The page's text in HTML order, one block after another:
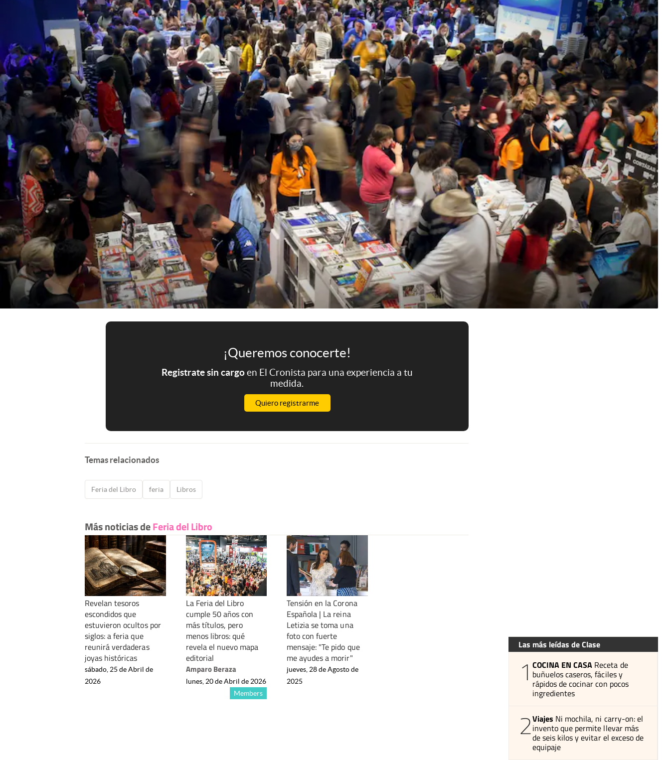
¡Queremos conocerte!
Registrate sin cargoen El Cronista para una experiencia a tu
medida.
Quiero registrarme
Temas relacionados
Feria del Libro feria Libros
Más noticias deFeria del Libro
Revelan tesoros
escondidos que
estuvieron ocultos por
siglos: a feria que
reunirá verdaderas
joyas históricas
sábado, 25 de Abril de
2026
La Feria del Libro
cumple 50 años con
más títulos, pero
menos libros: qué
revela el nuevo mapa
editorial
Amparo Beraza
Members
lunes, 20 de Abril de 2026
Tensión en la Corona
Española | La reina
Letizia se toma una
foto con fuerte
mensaje: "Te pido que
me ayudes a morir"
jueves, 28 de Agosto de
2025
Las más leídas de Clase
1 COCINA EN CASA Receta de
buñuelos caseros, fáciles y
rápidos de cocinar con pocos
ingredientes
2Viajes Ni mochila, ni carry-on: el
invento que permite llevar más
de seis kilos y evitar el exceso de
equipaje